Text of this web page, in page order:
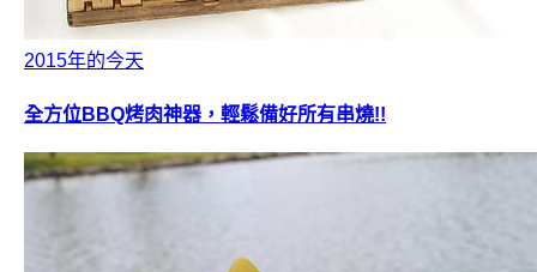
2015年的今天
全方位BBQ烤肉神器，輕鬆備好所有串燒!!